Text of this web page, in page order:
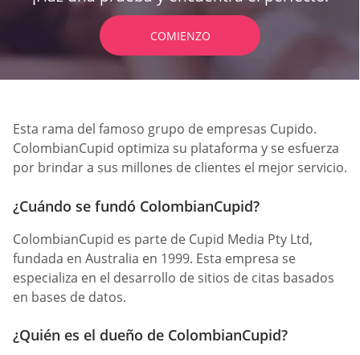
COMIENZO
Esta rama del famoso grupo de empresas Cupido.
ColombianCupid optimiza su plataforma y se esfuerza
por brindar a sus millones de clientes el mejor servicio.
¿Cuándo se fundó ColombianCupid?
ColombianCupid es parte de Cupid Media Pty Ltd,
fundada en Australia en 1999. Esta empresa se
especializa en el desarrollo de sitios de citas basados
en bases de datos.
¿Quién es el dueño de ColombianCupid?